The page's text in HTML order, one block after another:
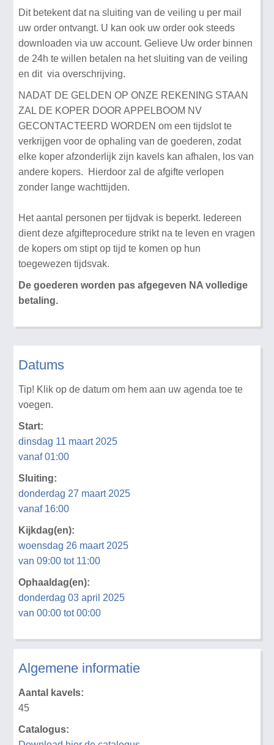
Dit betekent dat na sluiting van de veiling u per mail
uw order ontvangt. U kan ook uw order ook steeds
downloaden via uw account. Gelieve Uw order binnen
de 24h te willen betalen na het sluiting van de veiling
en dit via overschrijving.
NADAT DE GELDEN OP ONZE REKENING STAAN
ZAL DE KOPER DOOR APPELBOOM NV
GECONTACTEERD WORDEN om een tijdslot te
verkrijgen voor de ophaling van de goederen, zodat
elke koper afzonderlijk zijn kavels kan afhalen, los van
andere kopers. Hierdoor zal de afgifte verlopen
zonder lange wachttijden.
Het aantal personen per tijdvak is beperkt. Iedereen
dient deze afgifteprocedure strikt na te leven en vragen
de kopers om stipt op tijd te komen op hun
toegewezen tijdsvak.
De goederen worden pas afgegeven NA volledige
betaling.
Datums
Tip! Klik op de datum om hem aan uw agenda toe te
voegen.
Start:
dinsdag 11 maart 2025
vanaf 01:00
Sluiting:
donderdag 27 maart 2025
vanaf 16:00
Kijkdag(en):
woensdag 26 maart 2025
van 09:00 tot 11:00
Ophaaldag(en):
donderdag 03 april 2025
van 00:00 tot 00:00
Algemene informatie
Aantal kavels:
45
Catalogus: